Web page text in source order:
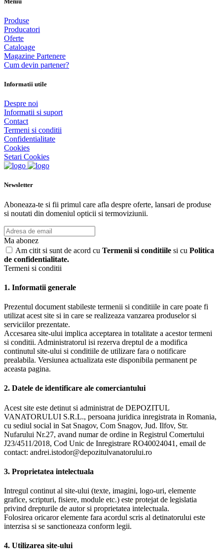
Produse
Producatori
Oferte
Cataloage
Magazine Partenere
Cum devin partener?
Informatii utile
Despre noi
Informatii si suport
Contact
Termeni si conditii
Confidentialitate
Cookies
Setari Cookies
Newsletter
Aboneaza-te si fii primul care afla despre oferte, lansari de produse
si noutati din domeniul opticii si termoviziunii.
Ma abonez
Am citit si sunt de acord cu Termenii si conditiile si cu Politica
de confidentialitate.
Termeni si conditii
1. Informatii generale
Prezentul document stabileste termenii si conditiile in care poate fi
utilizat acest site si in care se realizeaza vanzarea produselor si
serviciilor prezentate.
Accesarea site-ului implica acceptarea in totalitate a acestor termeni
si conditii. Administratorul isi rezerva dreptul de a modifica
continutul site-ului si conditiile de utilizare fara o notificare
prealabila. Versiunea actualizata este disponibila permanent pe
aceasta pagina.
2. Datele de identificare ale comerciantului
Acest site este detinut si administrat de DEPOZITUL
VANATORULUI S.R.L., persoana juridica inregistrata in Romania,
cu sediul social in Sat Snagov, Com Snagov, Jud. Ilfov, Str.
Nufarului Nr.27, avand numar de ordine in Registrul Comertului
J23/4511/2018, Cod Unic de Inregistrare RO40024041, email de
contact: andrei.istodor@depozitulvanatorului.ro
3. Proprietatea intelectuala
Intregul continut al site-ului (texte, imagini, logo-uri, elemente
grafice, scripturi, fisiere, module etc.) este protejat de legislatia
privind drepturile de autor si proprietatea intelectuala.
Folosirea oricaror elemente fara acordul scris al detinatorului este
interzisa si se sanctioneaza conform legii.
4. Utilizarea site-ului